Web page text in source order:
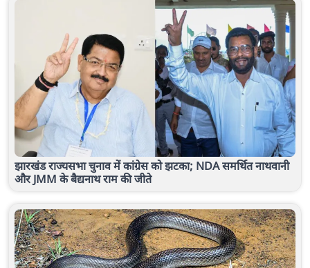
झारखंड राज्यसभा चुनाव में कांग्रेस को झटका; NDA समर्थित नाथवानी
और JMM के बैद्यनाथ राम की जीते